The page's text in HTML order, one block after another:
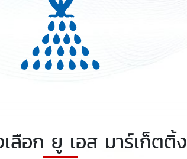
เลือก ยู เอส มาร์เก็ตติ้ง